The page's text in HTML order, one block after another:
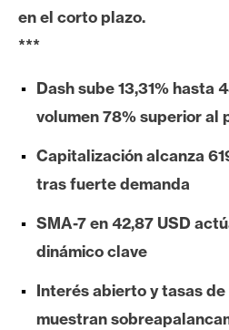
h
e
e
u
I
A
en el corto plazo.
***
Dash sube 13,31% hasta
volumen 78% superior al
Capitalización alcanza
tras fuerte demanda
SMA-7 en 42,87 USD
dinámico clave
Interés abierto y tasas
muestran